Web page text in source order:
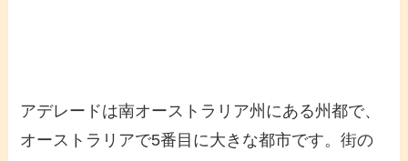
アデレードは南オーストラリア州にある州都で、
オーストラリアで5番目に大きな都市です。街の